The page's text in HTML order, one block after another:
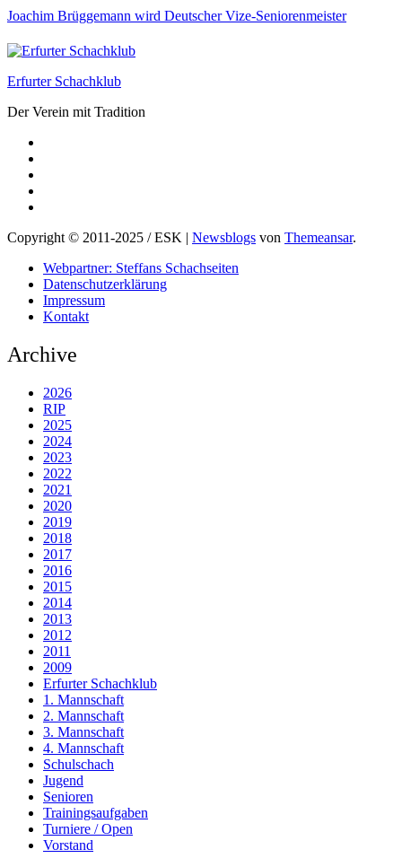
Joachim Brüggemann wird Deutscher Vize-Seniorenmeister
Erfurter Schachklub
Der Verein mit Tradition
Copyright © 2011-2025 / ESK Newsblogs von Themeansar.
Webpartner: Steffans Schachseiten
Datenschutzerklärung
Impressum
Kontakt
Archive
2026
RIP
2025
2024
2023
2022
2021
2020
2019
2018
2017
2016
2015
2014
2013
2012
2011
2009
Erfurter Schachklub
1. Mannschaft
2. Mannschaft
3. Mannschaft
4. Mannschaft
Schulschach
Jugend
Senioren
Trainingsaufgaben
Turniere / Open
Vorstand